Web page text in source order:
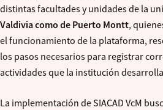
distintas facultades y unidades de la
Valdivia como de Puerto Montt,
el funcionamiento de la plataforma,
los pasos necesarios para registrar
actividades que la institución
La implementación de SIACAD VcM